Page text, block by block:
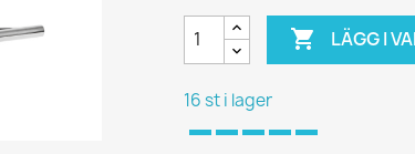
 LÄGG I
16 st i lager